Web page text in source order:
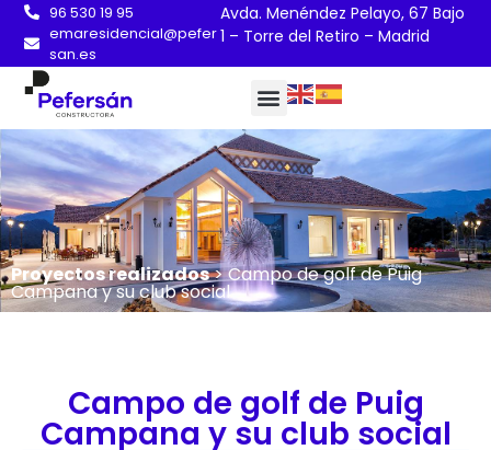
96 530 19 95
emaresidencial@pefer
san.es
Avda. Menéndez Pelayo, 67 Bajo
1 – Torre del Retiro – Madrid
Proyectos realizados> Campo de golf de Puig
Campana y su club social
Campo de golf de Puig
Campana y su club social